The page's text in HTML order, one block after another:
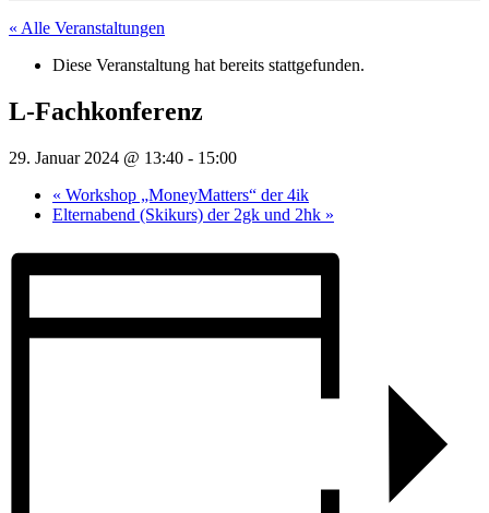
« Alle Veranstaltungen
Diese Veranstaltung hat bereits stattgefunden.
L-Fachkonferenz
29. Januar 2024 @ 13:40 - 15:00
« Workshop „MoneyMatters“ der 4ik
Elternabend (Skikurs) der 2gk und 2hk »